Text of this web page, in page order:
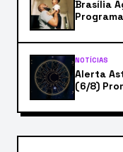
Brasília
NOTÍCIAS
Alerta
(6/8)